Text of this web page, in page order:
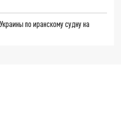
по иранскому судну на